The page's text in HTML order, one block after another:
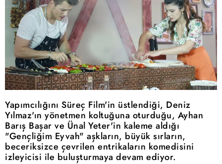
Yapımcılığını Süreç Film'in üstlendiği, Deniz
Yılmaz'ın yönetmen koltuğuna oturduğu, Ayhan
Barış Başar ve Ünal Yeter'in kaleme aldığı
"Gençliğim Eyvah" aşkların, büyük sırların,
beceriksizce çevrilen entrikaların komedisini
izleyicisi ile buluşturmaya devam ediyor.